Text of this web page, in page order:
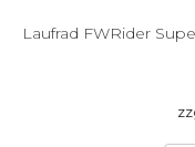
Laufrad FWRider